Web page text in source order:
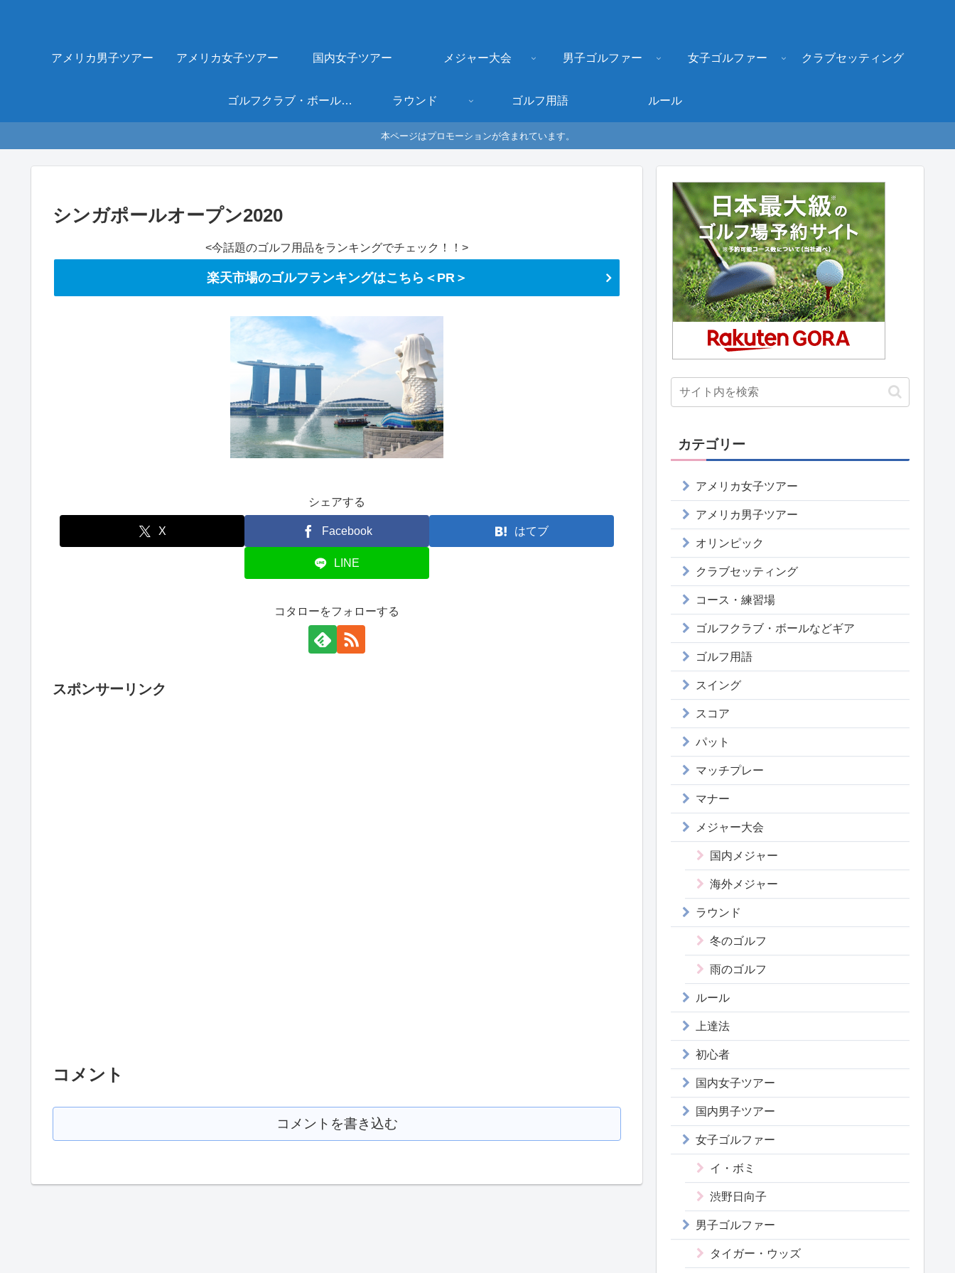
アメリカ男子ツアー アメリカ女子ツアー 国内女子ツアー メジャー大会 男子ゴルファー 女子ゴルファー クラブセッティング
ゴルフクラブ・ボールなどギア ラウンド ゴルフ用語 ルール
本ページはプロモーションが含まれています。
シンガポールオープン2020
<今話題のゴルフ用品をランキングでチェック！！>
楽天市場のゴルフランキングはこちら＜PR＞
シェアする
X Facebook はてブ
LINE
コタローをフォローする
スポンサーリンク
コメント
コメントを書き込む
カテゴリー
アメリカ女子ツアー
アメリカ男子ツアー
オリンピック
クラブセッティング
コース・練習場
ゴルフクラブ・ボールなどギア
ゴルフ用語
スイング
スコア
パット
マッチプレー
マナー
メジャー大会
国内メジャー
海外メジャー
ラウンド
冬のゴルフ
雨のゴルフ
ルール
上達法
初心者
国内女子ツアー
国内男子ツアー
女子ゴルファー
イ・ボミ
渋野日向子
男子ゴルファー
タイガー・ウッズ